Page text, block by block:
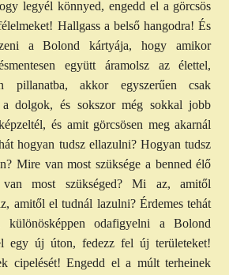
legyél könnyed, engedd el a görcsös
Hallgass a belső hangodra! És
a Bolond kártyája, hogy amikor
együtt áramolsz az élettel,
pillanatba, akkor egyszerűen csak
a dolgok, és sokszor még sokkal jobb
és amit görcsösen meg akarnál
hogyan tudsz ellazulni? Hogyan tudsz
Mire van most szüksége a benned élő
van most szükséged? Mi az, amitől
amitől el tudnál lazulni? Érdemes tehát
különösképpen odafigyelni a Bolond
egy új úton, fedezz fel új területeket!
cipelését! Engedd el a múlt terheinek